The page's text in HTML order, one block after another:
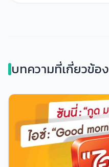
บทความที่เกี่ยวข้อง